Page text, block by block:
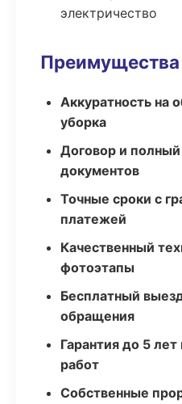
электричество
Аккуратность на
уборка
Договор и
документов
Точные сроки с
платежей
Качественный
фотоэтапы
Бесплатный
обращения
Гарантия до 5
работ
Собственные